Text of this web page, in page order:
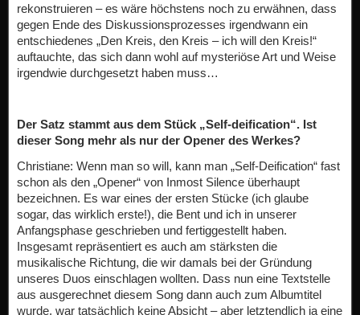
rekonstruieren – es wäre höchstens noch zu erwähnen, dass
gegen Ende des Diskussionsprozesses irgendwann ein
entschiedenes „Den Kreis, den Kreis – ich will den Kreis!“
auftauchte, das sich dann wohl auf mysteriöse Art und Weise
irgendwie durchgesetzt haben muss…
Der Satz stammt aus dem Stück „Self-deification“. Ist
dieser Song mehr als nur der Opener des Werkes?
Christiane: Wenn man so will, kann man „Self-Deification“ fast
schon als den „Opener“ von Inmost Silence überhaupt
bezeichnen. Es war eines der ersten Stücke (ich glaube
sogar, das wirklich erste!), die Bent und ich in unserer
Anfangsphase geschrieben und fertiggestellt haben.
Insgesamt repräsentiert es auch am stärksten die
musikalische Richtung, die wir damals bei der Gründung
unseres Duos einschlagen wollten. Dass nun eine Textstelle
aus ausgerechnet diesem Song dann auch zum Albumtitel
wurde, war tatsächlich keine Absicht – aber letztendlich ja eine